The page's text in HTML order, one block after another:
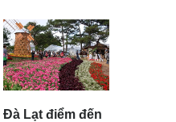
Đà Lạt điểm đến